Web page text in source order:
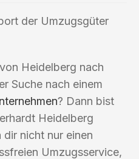
der Umzugsgüter
Heidelberg nach
Suche nach einem
? Dann bist
Heidelberg
nicht nur einen
Umzugsservice,